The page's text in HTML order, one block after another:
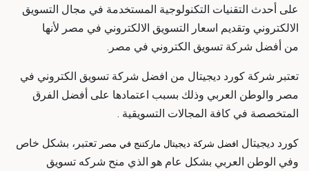
على أحدث التقنيات التكنولوجية المستخدمة في مجال التسويق
الالكتروني وتقديم اسعار التسويق الالكتروني في مصر لأنها
من أفضل شركة تسويق الكتروني في مصر.
تعتبر شركة كورد ديجيتال من افضل شركة تسويق الكتروني في
مصر والوطن العربي وذلك بسبب اعتمادها على أفضل الفرق
المتخصصة في كافة المجالات التسويقية .
كورد ديجيتال افضل شركة ديجيتال ماركتنج في مصر تعتبر، بشكل خاص
وفي الوطن العربي بشكل عام هو الذي منح شركه تسويق